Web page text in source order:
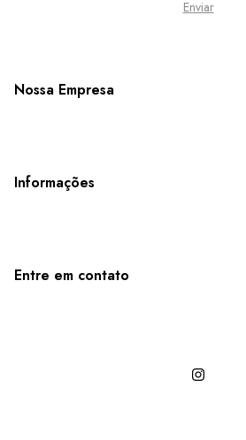
Nossa Empresa
Informações
Entre em contato